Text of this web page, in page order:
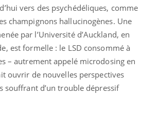
vers des psychédéliques, comme
champignons hallucinogènes. Une
par l’Université d’Auckland, en
est formelle : le LSD consommé à
– autrement appelé microdosing en
ouvrir de nouvelles perspectives
souffrant d’un trouble dépressif